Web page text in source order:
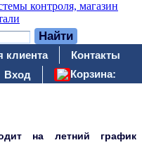
клиента
Контакты
Вход Корзина:
на летний график